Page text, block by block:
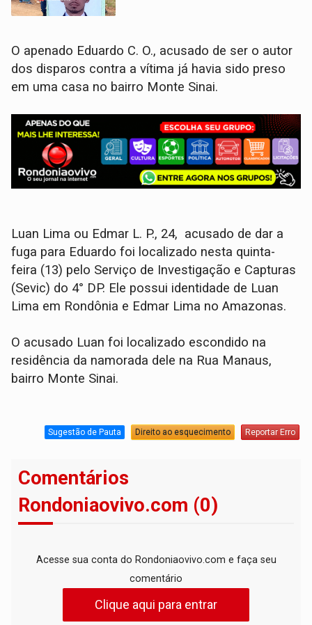
O apenado Eduardo C. O., acusado de ser o autor
dos disparos contra a vítima já havia sido preso
em uma casa no bairro Monte Sinai.
Luan Lima ou Edmar L. P., 24, acusado de dar a
fuga para Eduardo foi localizado nesta quinta-
feira (13) pelo Serviço de Investigação e Capturas
(Sevic) do 4° DP. Ele possui identidade de Luan
Lima em Rondônia e Edmar Lima no Amazonas.
O acusado Luan foi localizado escondido na
residência da namorada dele na Rua Manaus,
bairro Monte Sinai.
Sugestão de Pauta Direito ao esquecimento Reportar Erro
Comentários
Rondoniaovivo.com (0)
Acesse sua conta do Rondoniaovivo.com e faça seu
comentário
Clique aqui para entrar